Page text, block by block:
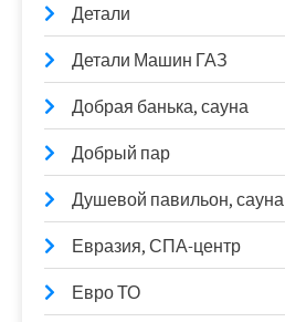
Детали
Детали Машин ГАЗ
Добрая банька, сауна
Добрый пар
Душевой павильон, сауна
Евразия, СПА-центр
Евро ТО